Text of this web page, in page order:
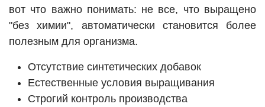
вот что важно понимать: не все, что выращено
"без химии", автоматически становится более
полезным для организма.
Отсутствие синтетических добавок
Естественные условия выращивания
Строгий контроль производства